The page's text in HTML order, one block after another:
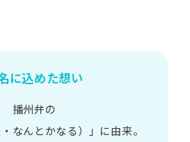
に込めた想い
播州弁の
なんとかなる）」に​由来。